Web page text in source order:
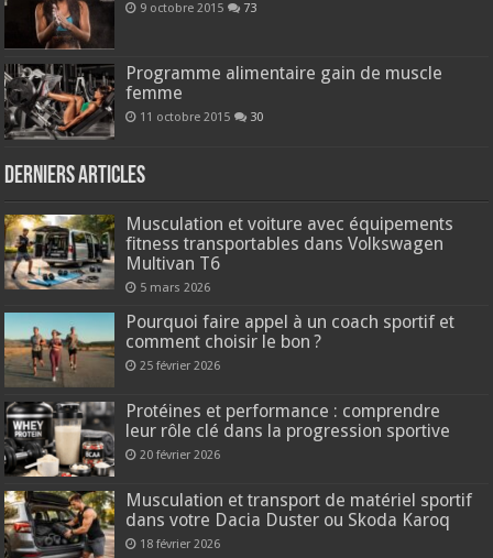
9 octobre 2015 73
Programme alimentaire gain de muscle
femme
11 octobre 2015 30
Derniers articles
Musculation et voiture avec équipements
fitness transportables dans Volkswagen
Multivan T6
5 mars 2026
Pourquoi faire appel à un coach sportif et
comment choisir le bon ?
25 février 2026
Protéines et performance : comprendre
leur rôle clé dans la progression sportive
20 février 2026
Musculation et transport de matériel sportif
dans votre Dacia Duster ou Skoda Karoq
18 février 2026